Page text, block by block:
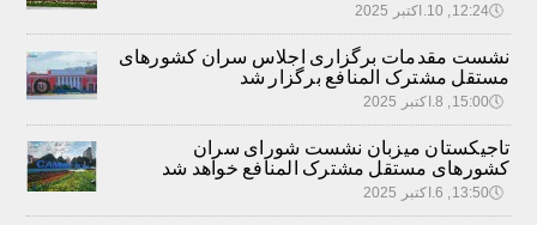
🕔12:24, 10.اکتبر 2025
نشست مقدمات برگزاری اجلاس سران کشورهای
مستقل مشترک المنافع برگزار شد
🕔15:00, 8.اکتبر 2025
تاجیکستان میزبان نشست شورای سران
کشورهای مستقل مشترک المنافع خواهد شد
🕔13:50, 6.اکتبر 2025